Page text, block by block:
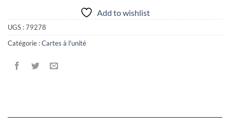
Add to wishlist
UGS :79278
Catégorie :Cartes à l'unité